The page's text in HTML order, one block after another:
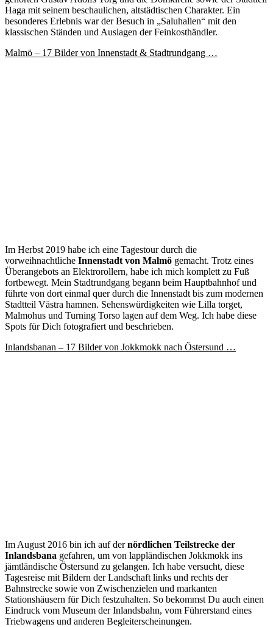
Haga mit seinem beschaulichen, altstädtischen Charakter. Ein
besonderes Erlebnis war der Besuch in „Saluhallen“ mit den
klassischen Ständen und Auslagen der Feinkosthändler.
Malmö – 17 Bilder von Innenstadt & Stadtrundgang …
Im Herbst 2019 habe ich eine Tagestour durch die
vorweihnachtliche Innenstadt von Malmö gemacht. Trotz eines
Überangebots an Elektrorollern, habe ich mich komplett zu Fuß
fortbewegt. Mein Stadtrundgang begann beim Hauptbahnhof und
führte von dort einmal quer durch die Innenstadt bis zum modernen
Stadtteil Västra hamnen. Sehenswürdigkeiten wie Lilla torget,
Malmohus und Turning Torso lagen auf dem Weg. Ich habe diese
Spots für Dich fotografiert und beschrieben.
Inlandsbanan – 17 Bilder von Jokkmokk nach Östersund …
Im August 2016 bin ich auf dernördlichen Teilstrecke der
Inlandsbana gefahren, um von lappländischen Jokkmokk ins
jämtländische Östersund zu gelangen. Ich habe versucht, diese
Tagesreise mit Bildern der Landschaft links und rechts der
Bahnstrecke sowie von Zwischenzielen und markanten
Stationshäusern für Dich festzuhalten. So bekommst Du auch einen
Eindruck vom Museum der Inlandsbahn, vom Führerstand eines
Triebwagens und anderen Begleiterscheinungen.